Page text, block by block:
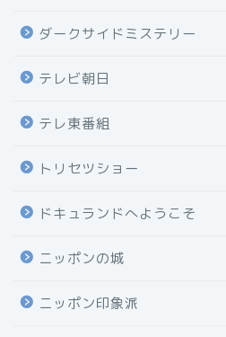
ダークサイドミステリー
テレビ朝日
テレ東番組
トリセツショー
ドキュランドへようこそ
ニッポンの城
ニッポン印象派